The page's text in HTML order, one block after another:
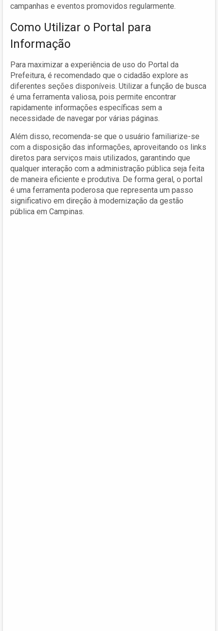
campanhas e eventos promovidos regularmente.
Como Utilizar o Portal para
Informação
Para maximizar a experiência de uso do Portal da
Prefeitura, é recomendado que o cidadão explore as
diferentes seções disponíveis. Utilizar a função de busca
é uma ferramenta valiosa, pois permite encontrar
rapidamente informações específicas sem a
necessidade de navegar por várias páginas.
Além disso, recomenda-se que o usuário familiarize-se
com a disposição das informações, aproveitando os links
diretos para serviços mais utilizados, garantindo que
qualquer interação com a administração pública seja feita
de maneira eficiente e produtiva. De forma geral, o portal
é uma ferramenta poderosa que representa um passo
significativo em direção à modernização da gestão
pública em Campinas.